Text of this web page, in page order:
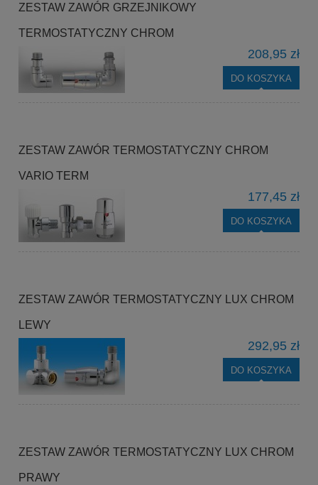
ZESTAW ZAWÓR GRZEJNIKOWY
TERMOSTATYCZNY CHROM
208,95 zł
DO KOSZYKA
ZESTAW ZAWÓR TERMOSTATYCZNY CHROM
VARIO TERM
177,45 zł
DO KOSZYKA
ZESTAW ZAWÓR TERMOSTATYCZNY LUX CHROM
LEWY
292,95 zł
DO KOSZYKA
ZESTAW ZAWÓR TERMOSTATYCZNY LUX CHROM
PRAWY